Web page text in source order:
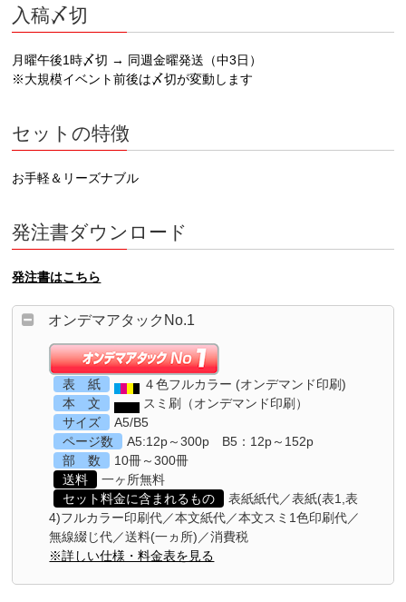
入稿〆切
月曜午後1時〆切 → 同週金曜発送（中3日）
※大規模イベント前後は〆切が変動します
セットの特徴
お手軽＆リーズナブル
発注書ダウンロード
発注書はこちら
オンデマアタックNo.1
表 紙
４色フルカラー (オンデマンド印刷)
本 文
スミ刷（オンデマンド印刷）
サイズ
A5/B5
ページ数
A5:12p～300p B5：12p～152p
部 数
10冊～300冊
送料
一ヶ所無料
セット料金に含まれるもの
表紙紙代／表紙(表1,表
4)フルカラー印刷代／本文紙代／本文スミ1色印刷代／
無線綴じ代／送料(一ヵ所)／消費税
※詳しい仕様・料金表を見る